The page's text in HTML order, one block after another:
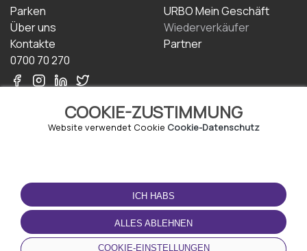
COOKIE-ZUSTIMMUNG
Website verwendet Cookie Cookie-Datenschutz
ICH HABS
ALLES ABLEHNEN
COOKIE-EINSTELLUNGEN
Parken
Über uns
Kontakte
0700 70 270
URBO Mein Geschäft
Wiederverkäufer
Partner
NUTZUNGSBEDINGUNGEN
Geschäftsbedingungen
Datenschutz-
Bestimmungen
Cookie-Richtlinie
LADEN SIE DIE APP
HERUNTER